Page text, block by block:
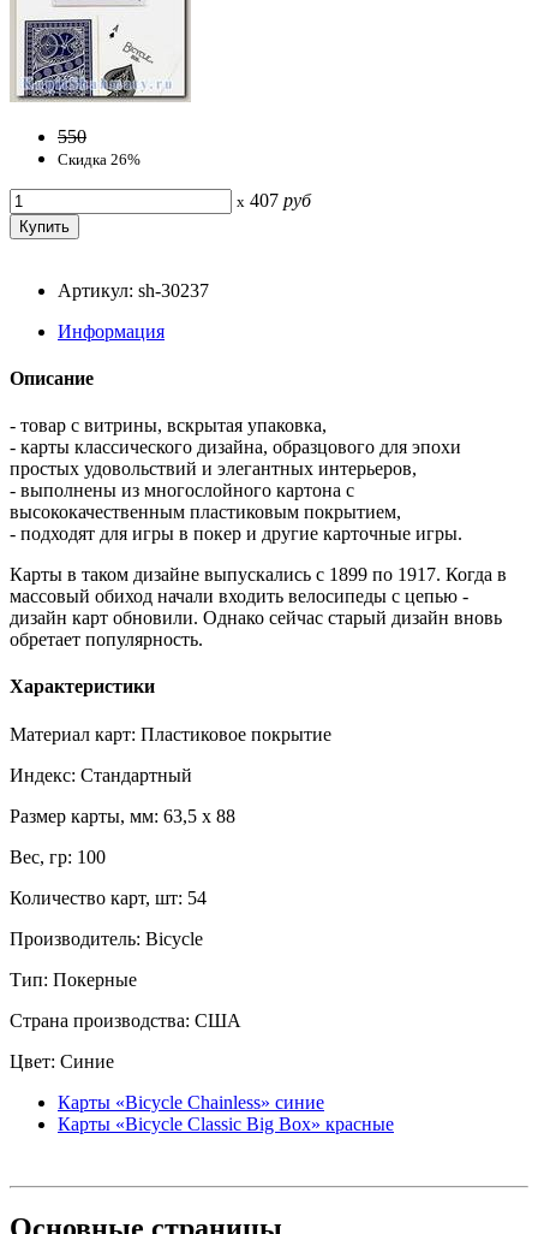
550
Скидка 26%
x 407 руб
Артикул: sh-30237
Информация
Описание
- товар с витрины, вскрытая упаковка,
- карты классического дизайна, образцового для эпохи
простых удовольствий и элегантных интерьеров,
- выполнены из многослойного картона с
высококачественным пластиковым покрытием,
- подходят для игры в покер и другие карточные игры.
Карты в таком дизайне выпускались с 1899 по 1917. Когда в
массовый обиход начали входить велосипеды с цепью -
дизайн карт обновили. Однако сейчас старый дизайн вновь
обретает популярность.
Характеристики
Материал карт: Пластиковое покрытие
Индекс: Стандартный
Размер карты, мм: 63,5 x 88
Вес, гр: 100
Количество карт, шт: 54
Производитель: Bicycle
Тип: Покерные
Страна производства: США
Цвет: Синие
Карты «Bicycle Chainless» синие
Карты «Bicycle Classic Big Box» красные
Основные страницы